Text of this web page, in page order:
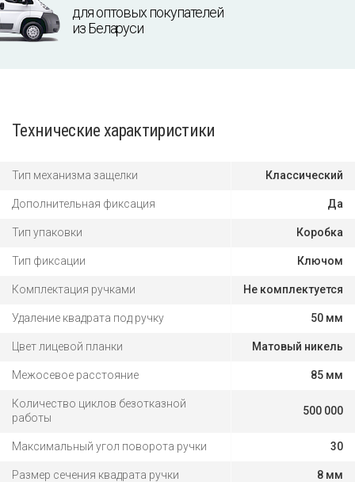
для оптовых покупателей
из Беларуси
Технические характиристики
Тип механизма защелки Классический
Дополнительная фиксация Да
Тип упаковки Коробка
Тип фиксации Ключом
Комплектация ручками Не комплектуется
Удаление квадрата под ручку 50 мм
Цвет лицевой планки Матовый никель
Межосевое расстояние 85 мм
Количество циклов безотказной
работы
500 000
Максимальный угол поворота ручки 30
Размер сечения квадрата ручки 8 мм